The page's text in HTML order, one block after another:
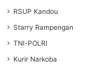
RSUP Kandou
Starry Rampengan
TNI-POLRI
Kurir Narkoba